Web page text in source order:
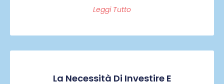
Leggi Tutto
La Necessità Di Investire E